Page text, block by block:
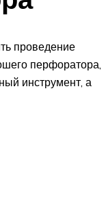
проведение
перфоратора,
инструмент, а